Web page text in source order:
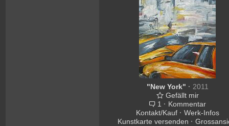
"New York" · 2011
Gefällt mir
1 · Kommentar
Kontakt/Kauf · Werk-Infos
Kunstkarte versenden ·